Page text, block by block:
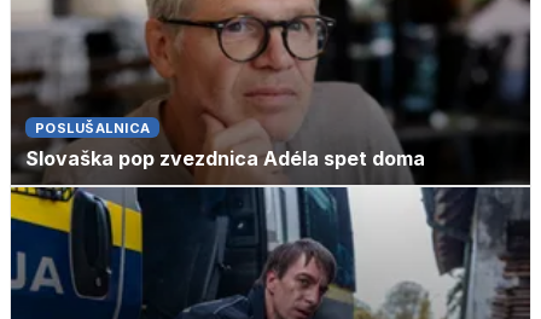
POSLUŠALNICA
Slovaška pop zvezdnica Adéla spet doma